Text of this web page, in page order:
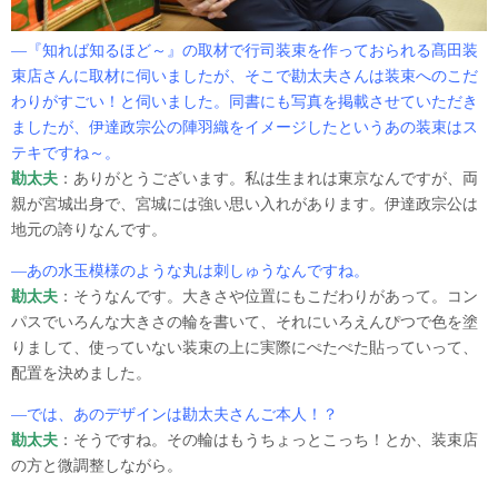
―『知れば知るほど～』の取材で行司装束を作っておられる髙田装
束店さんに取材に伺いましたが、そこで勘太夫さんは装束へのこだ
わりがすごい！と伺いました。同書にも写真を掲載させていただき
ましたが、伊達政宗公の陣羽織をイメージしたというあの装束はス
テキですね～。
勘太夫 ：ありがとうございます。私は生まれは東京なんですが、両
親が宮城出身で、宮城には強い思い入れがあります。伊達政宗公は
地元の誇りなんです。
―あの水玉模様のような丸は刺しゅうなんですね。
勘太夫 ：そうなんです。大きさや位置にもこだわりがあって。コン
パスでいろんな大きさの輪を書いて、それにいろえんぴつで色を塗
りまして、使っていない装束の上に実際にぺたぺた貼っていって、
配置を決めました。
―では、あのデザインは勘太夫さんご本人！？
勘太夫 ：そうですね。その輪はもうちょっとこっち！とか、装束店
の方と微調整しながら。